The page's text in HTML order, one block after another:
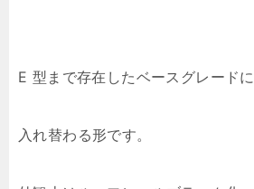
E 型まで存在したベースグレードに
入れ替わる形です。